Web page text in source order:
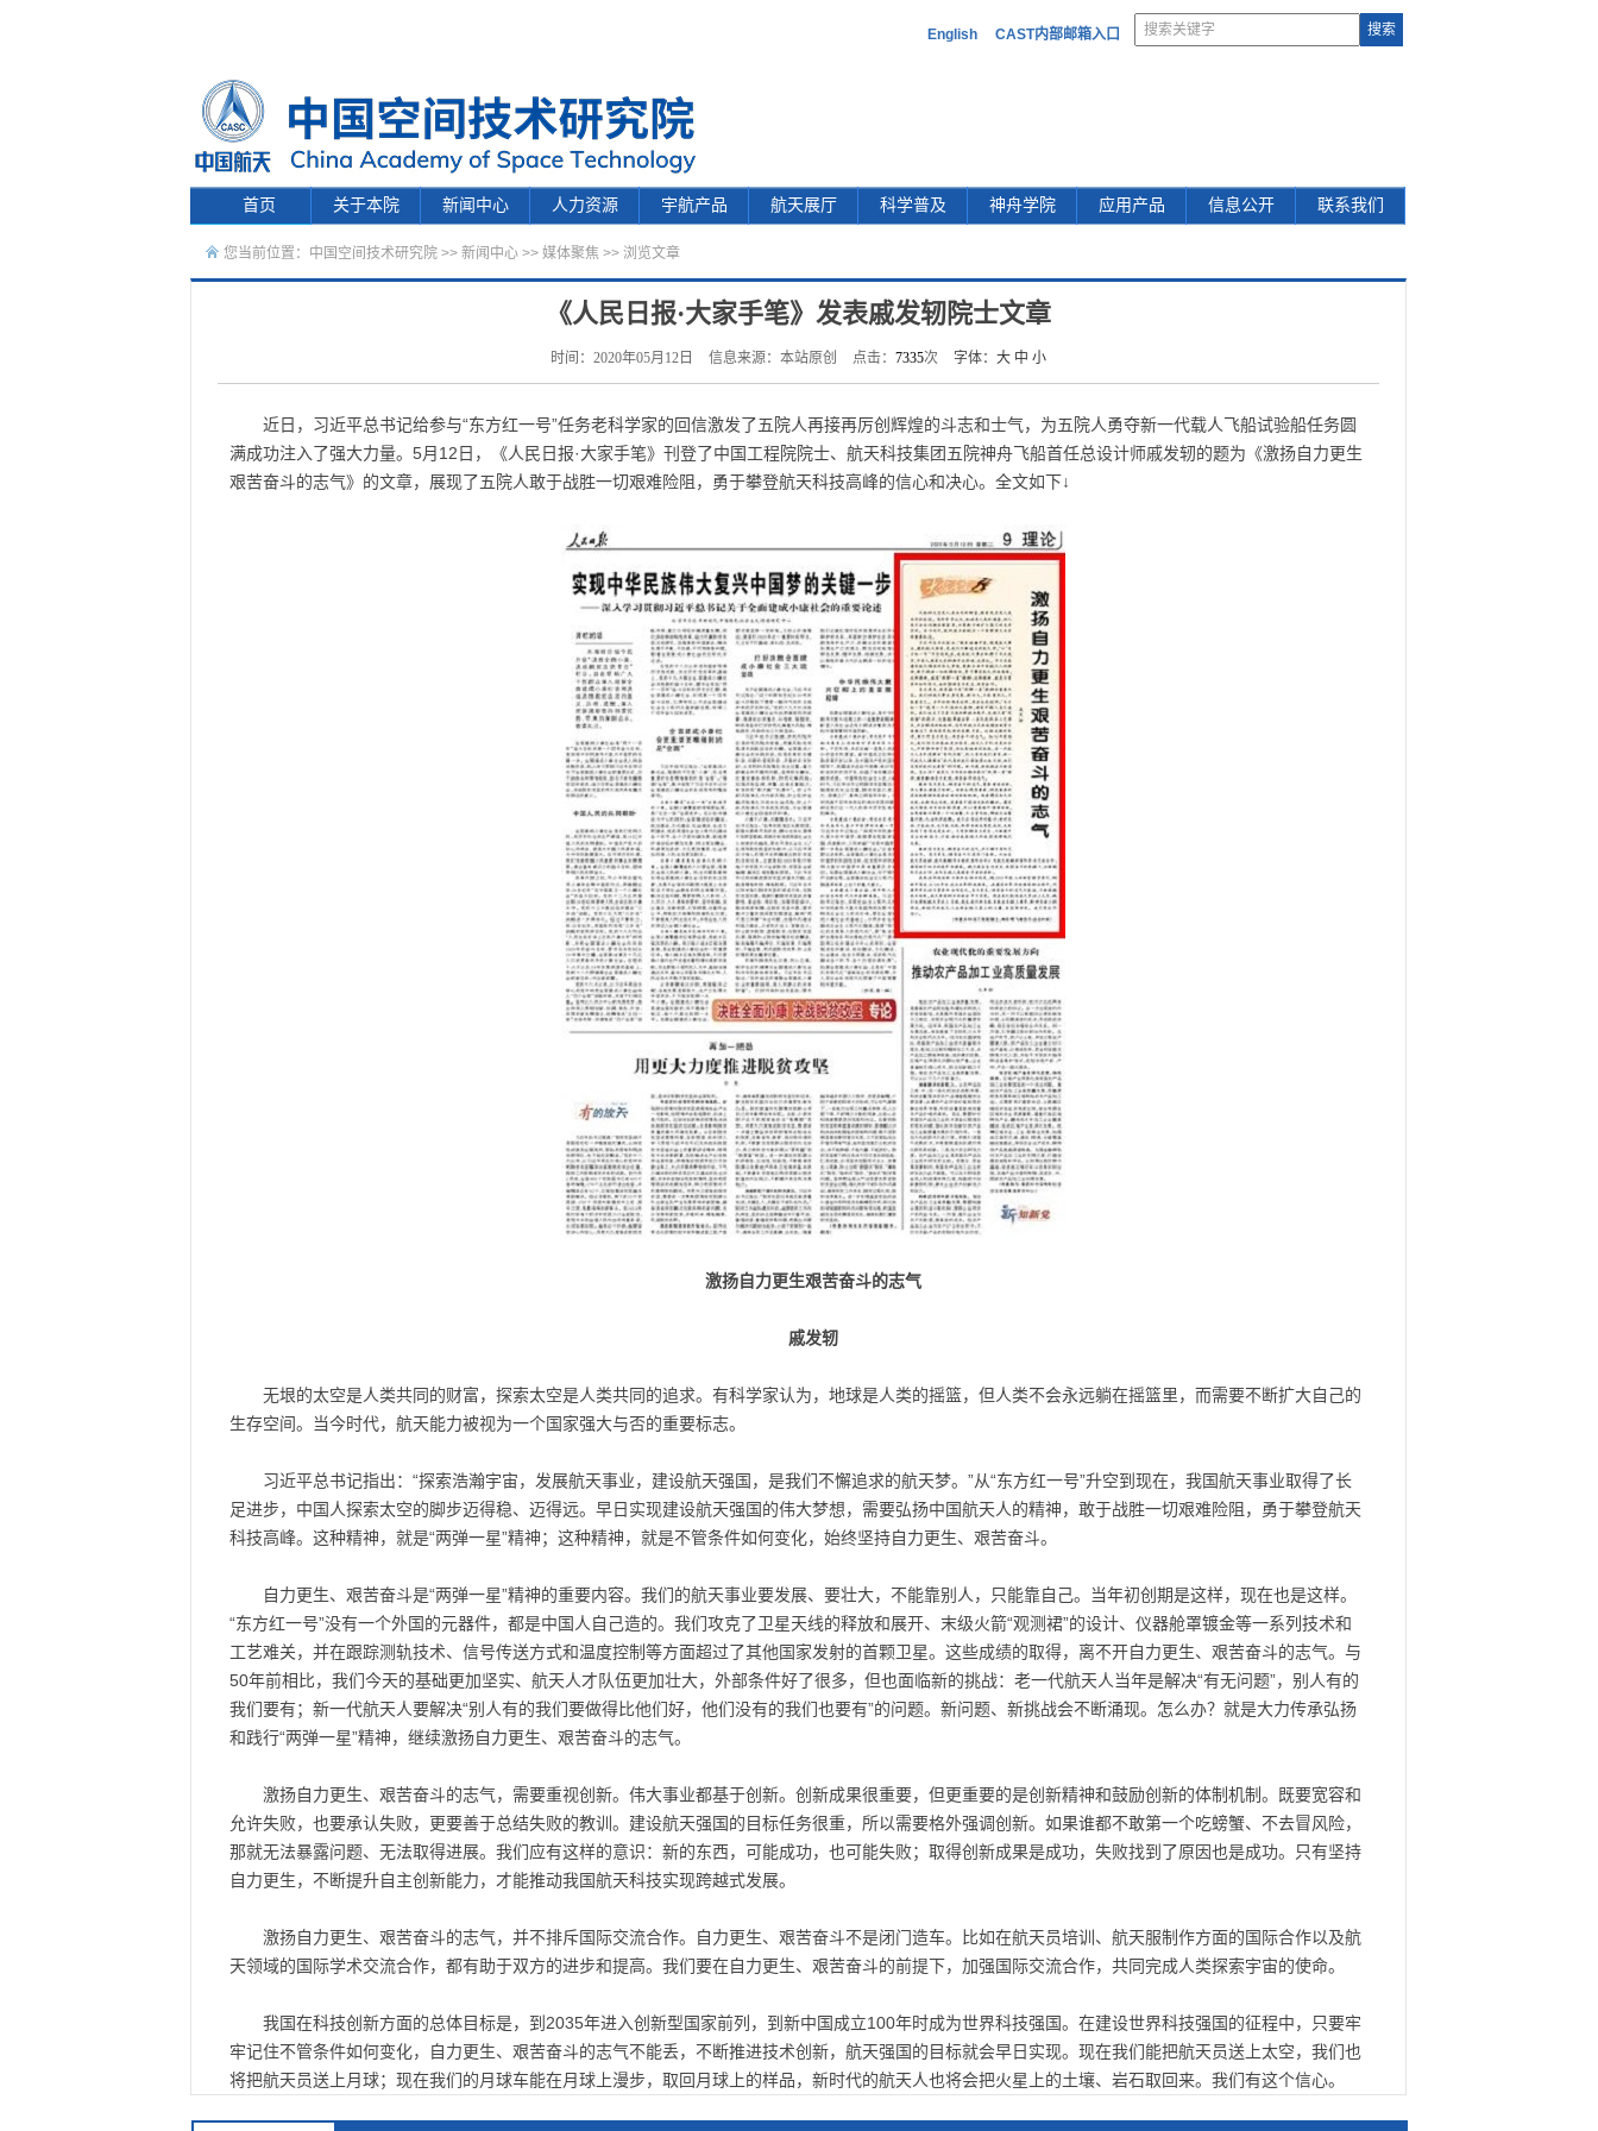
English CAST内部邮箱入口
首页 关于本院 新闻中心 人力资源 宇航产品 航天展厅 科学普及 神舟学院 应用产品 信息公开 联系我们
您当前位置： 中国空间技术研究院 >> 新闻中心 >> 媒体聚焦 >> 浏览文章
《人民日报·大家手笔》发表戚发轫院士文章
时间：2020年05月12日 信息来源：本站原创 点击： 7335次 字体： 大 中 小
近日，习近平总书记给参与“东方红一号”任务老科学家的回信激发了五院人再接再厉创辉煌的斗志和士气，为五院人勇夺新一代载人飞船试验船任务圆
满成功注入了强大力量。5月12日，《人民日报·大家手笔》刊登了中国工程院院士、航天科技集团五院神舟飞船首任总设计师戚发轫的题为《激扬自力更生
艰苦奋斗的志气》的文章，展现了五院人敢于战胜一切艰难险阻，勇于攀登航天科技高峰的信心和决心。全文如下↓
激扬自力更生艰苦奋斗的志气
戚发轫
无垠的太空是人类共同的财富，探索太空是人类共同的追求。有科学家认为，地球是人类的摇篮，但人类不会永远躺在摇篮里，而需要不断扩大自己的
生存空间。当今时代，航天能力被视为一个国家强大与否的重要标志。
习近平总书记指出：“探索浩瀚宇宙，发展航天事业，建设航天强国，是我们不懈追求的航天梦。”从“东方红一号”升空到现在，我国航天事业取得了长
足进步，中国人探索太空的脚步迈得稳、迈得远。早日实现建设航天强国的伟大梦想，需要弘扬中国航天人的精神，敢于战胜一切艰难险阻，勇于攀登航天
科技高峰。这种精神，就是“两弹一星”精神；这种精神，就是不管条件如何变化，始终坚持自力更生、艰苦奋斗。
自力更生、艰苦奋斗是“两弹一星”精神的重要内容。我们的航天事业要发展、要壮大，不能靠别人，只能靠自己。当年初创期是这样，现在也是这样。
“东方红一号”没有一个外国的元器件，都是中国人自己造的。我们攻克了卫星天线的释放和展开、末级火箭“观测裙”的设计、仪器舱罩镀金等一系列技术和
工艺难关，并在跟踪测轨技术、信号传送方式和温度控制等方面超过了其他国家发射的首颗卫星。这些成绩的取得，离不开自力更生、艰苦奋斗的志气。与
50年前相比，我们今天的基础更加坚实、航天人才队伍更加壮大，外部条件好了很多，但也面临新的挑战：老一代航天人当年是解决“有无问题”，别人有的
我们要有；新一代航天人要解决“别人有的我们要做得比他们好，他们没有的我们也要有”的问题。新问题、新挑战会不断涌现。怎么办？就是大力传承弘扬
和践行“两弹一星”精神，继续激扬自力更生、艰苦奋斗的志气。
激扬自力更生、艰苦奋斗的志气，需要重视创新。伟大事业都基于创新。创新成果很重要，但更重要的是创新精神和鼓励创新的体制机制。既要宽容和
允许失败，也要承认失败，更要善于总结失败的教训。建设航天强国的目标任务很重，所以需要格外强调创新。如果谁都不敢第一个吃螃蟹、不去冒风险，
那就无法暴露问题、无法取得进展。我们应有这样的意识：新的东西，可能成功，也可能失败；取得创新成果是成功，失败找到了原因也是成功。只有坚持
自力更生，不断提升自主创新能力，才能推动我国航天科技实现跨越式发展。
激扬自力更生、艰苦奋斗的志气，并不排斥国际交流合作。自力更生、艰苦奋斗不是闭门造车。比如在航天员培训、航天服制作方面的国际合作以及航
天领域的国际学术交流合作，都有助于双方的进步和提高。我们要在自力更生、艰苦奋斗的前提下，加强国际交流合作，共同完成人类探索宇宙的使命。
我国在科技创新方面的总体目标是，到2035年进入创新型国家前列，到新中国成立100年时成为世界科技强国。在建设世界科技强国的征程中，只要牢
牢记住不管条件如何变化，自力更生、艰苦奋斗的志气不能丢，不断推进技术创新，航天强国的目标就会早日实现。现在我们能把航天员送上太空，我们也
将把航天员送上月球；现在我们的月球车能在月球上漫步，取回月球上的样品，新时代的航天人也将会把火星上的土壤、岩石取回来。我们有这个信心。